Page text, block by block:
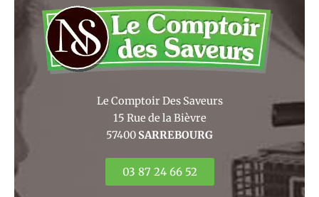
Le Comptoir Des Saveurs
15 Rue de la Bièvre
57400 SARREBOURG
03 87 24 66 52